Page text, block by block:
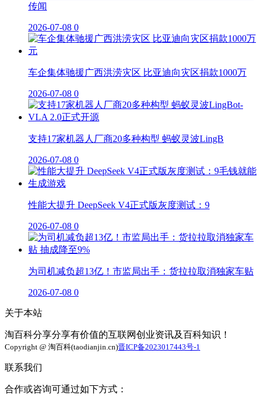
传闻
2026-07-08 0
车企集体驰援广西洪涝灾区 比亚迪向灾区捐款1000万
2026-07-08 0
支持17家机器人厂商20多种构型 蚂蚁灵波LingB
2026-07-08 0
性能大提升 DeepSeek V4正式版灰度测试：9
2026-07-08 0
为司机减负超13亿！市监局出手：货拉拉取消独家车贴
2026-07-08 0
关于本站
淘百科分享分享有价值的互联网创业资讯及百科知识！
Copyright @ 淘百科(taodianjin.cn)晋ICP备2023017443号-1
联系我们
合作或咨询可通过如下方式：